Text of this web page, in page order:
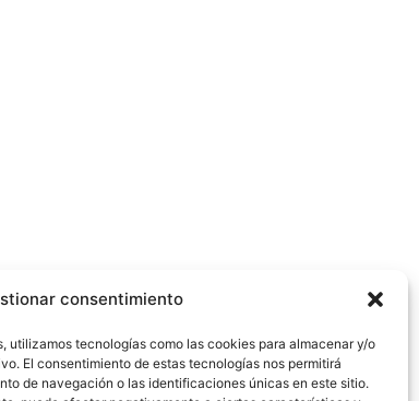
consentimiento
utilizamos tecnologías como las cookies para almacenar y/o
El consentimiento de estas tecnologías nos permitirá
de navegación o las identificaciones únicas en este sitio.